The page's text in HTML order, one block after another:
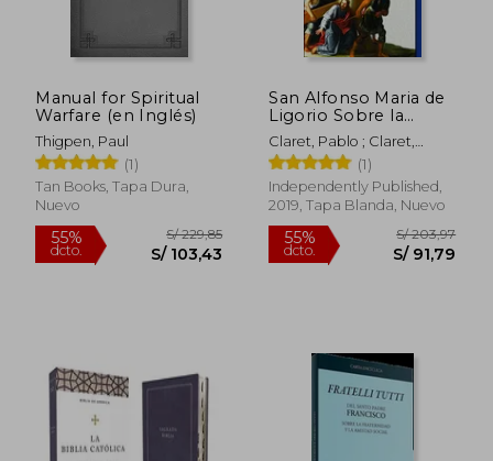
55%
dcto.
S/ 298,11 55%
dcto.
Manual for Spiritual
Warfare (en Inglés)
Thigpen, Paul
(1)
Tan Books, Tapa Dura,
Nuevo
San Alfonso Maria de
Ligorio Sobre la
Paciencia e Imitación
de Cristo, con
Sabiduría Bíblica de
los Evangelios,
Salmos, Proverbios,
Verdadera Esposa de
Jesucristo)
Claret, Pablo ; Claret,
Celestine ; De Ligorio,
Alfonso Maria
(1)
Independently Published,
2019, Tapa Blanda, Nuevo